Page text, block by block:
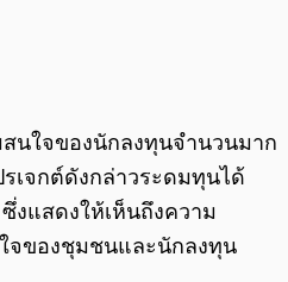
นใจของนักลงทุนจำนวนมาก
เจกต์ดังกล่าวระดมทุนได้
งแสดงให้เห็นถึงความ
จของชุมชนและนักลงทุน